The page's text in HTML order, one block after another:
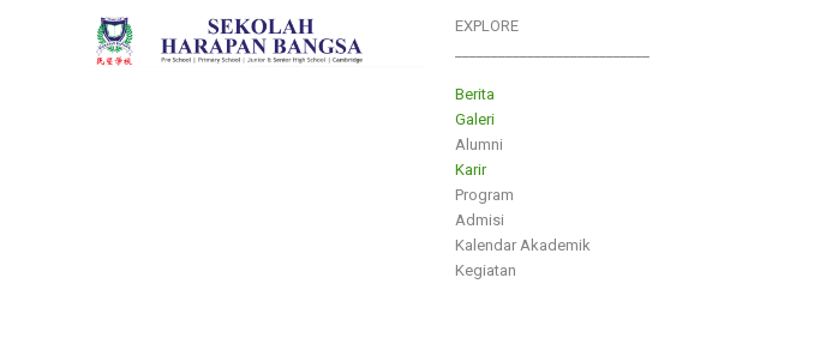
EXPLORE
Berita
Galeri
Alumni
Karir
Program
Admisi
Kalendar Akademik
Kegiatan